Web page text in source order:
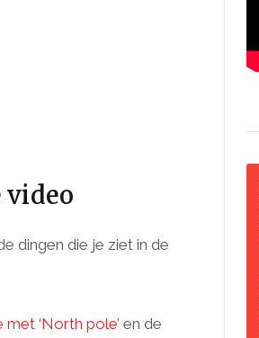
dingen die je ziet in de
‘North pole’ en de